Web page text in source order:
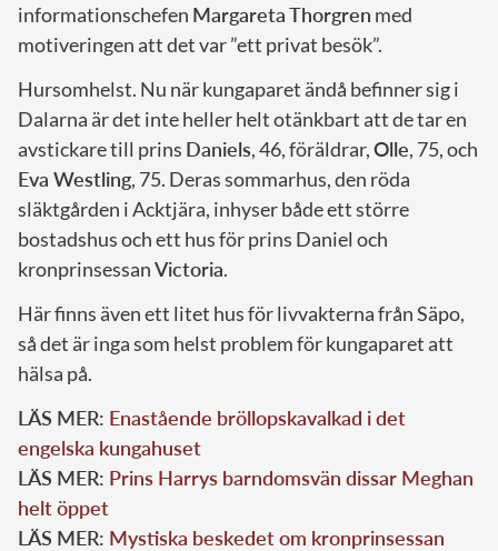
informationschefen Margareta Thorgren med
motiveringen att det var ”ett privat besök”.
Hursomhelst. Nu när kungaparet ändå befinner sig i
Dalarna är det inte heller helt otänkbart att de tar en
avstickare till prins Daniels, 46, föräldrar,Olle, 75, och
Eva Westling, 75. Deras sommarhus, den röda
släktgården i Acktjära, inhyser både ett större
bostadshus och ett hus för prins Daniel och
kronprinsessanVictoria.
Här finns även ett litet hus för livvakterna från Säpo,
så det är inga som helst problem för kungaparet att
hälsa på.
LÄS MER: Enastående bröllopskavalkad i det
engelska kungahuset
LÄS MER: Prins Harrys barndomsvän dissar Meghan
helt öppet
LÄS MER: Mystiska beskedet om kronprinsessan